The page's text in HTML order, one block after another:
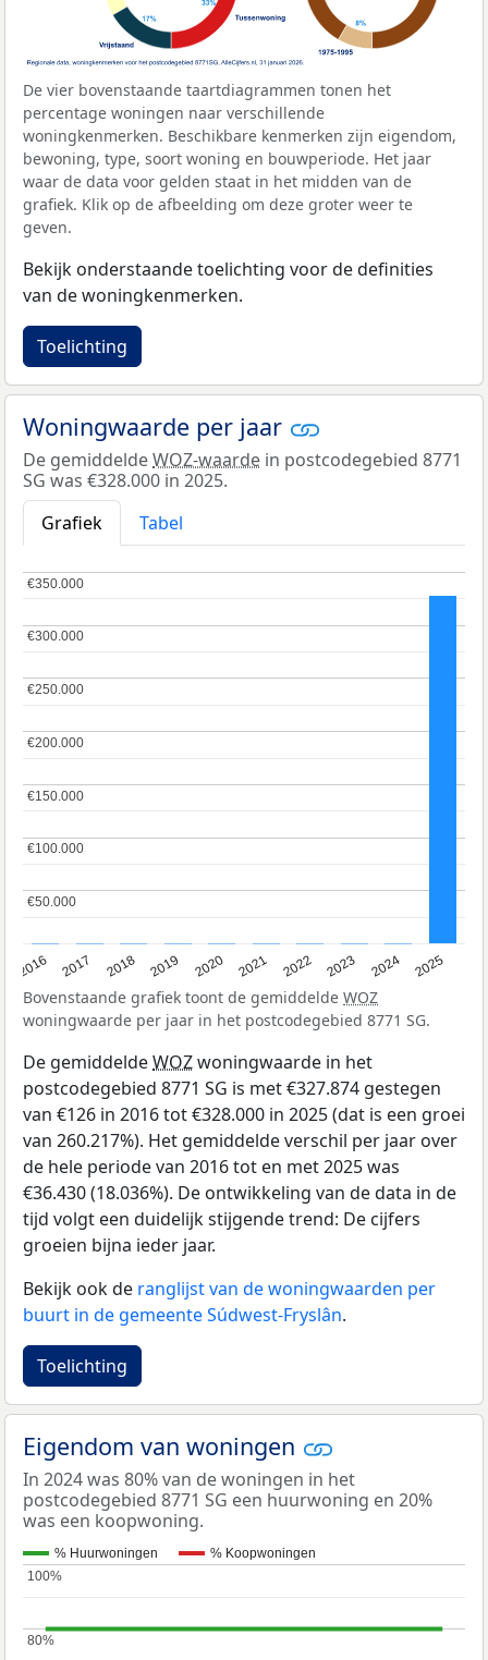
De vier bovenstaande taartdiagrammen tonen het
percentage woningen naar verschillende
woningkenmerken. Beschikbare kenmerken zijn eigendom,
bewoning, type, soort woning en bouwperiode. Het jaar
waar de data voor gelden staat in het midden van de
grafiek. Klik op de afbeelding om deze groter weer te
geven.
Bekijk onderstaande toelichting voor de definities
van de woningkenmerken.
Toelichting
Woningwaarde per jaar
De gemiddeldeWOZ-waarde in postcodegebied 8771
SG was €328.000 in 2025.
Grafiek
Tabel
2016 2017 2018 2019 2020 2021 2022 2023 2024 2025
€50.000
€50.000
€100.000
€100.000
€150.000
€150.000
€200.000
€200.000
€250.000
€250.000
€300.000
€300.000
€350.000
€350.000
Bovenstaande grafiek toont de gemiddelde WOZ
woningwaarde per jaar in het postcodegebied 8771 SG.
De gemiddeldeWOZwoningwaarde in het
postcodegebied 8771 SG is met €327.874 gestegen
van €126 in 2016 tot €328.000 in 2025 (dat is een groei
van 260.217%). Het gemiddelde verschil per jaar over
de hele periode van 2016 tot en met 2025 was
€36.430 (18.036%). De ontwikkeling van de data in de
tijd volgt een duidelijk stijgende trend: De cijfers
groeien bijna ieder jaar.
Bekijk ook de ranglijst van de woningwaarden per
buurt in de gemeente Súdwest-Fryslân.
Toelichting
Eigendom van woningen
In 2024 was 80% van de woningen in het
postcodegebied 8771 SG een huurwoning en 20%
was een koopwoning.
% Huurwoningen % Koopwoningen
80%
80%
100%
100%